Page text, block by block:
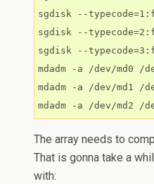
sgdisk --
sgdisk --
sgdisk --
mdadm -a /dev/md0 /
mdadm -a /dev/md1 /
The array needs to
That is gonna take a
with: